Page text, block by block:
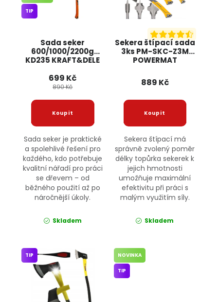
Sada seker
600/1000/2200g
KD235 KRAFT&DELE
TIP
699 Kč
890 Kč
Sada seker je praktické
a spolehlivé řešení pro
každého, kdo potřebuje
kvalitní nářadí pro práci
se dřevem – od
běžného použití až po
náročnější úkoly.
Skladem
Sekera štípací sada
3ks PM-SKC-Z3M
POWERMAT
889 Kč
Sekera štípací má
správně zvolený poměr
délky topůrka sekerek k
jejich hmotnosti
umožňuje maximální
efektivitu při práci s
malým využitím síly.
Skladem
TIP NOVINKA
TIP